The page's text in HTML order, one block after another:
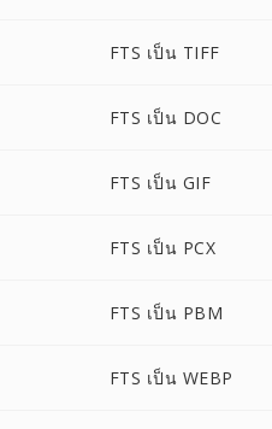
FTS เป็น TIFF
FTS เป็น DOC
FTS เป็น GIF
FTS เป็น PCX
FTS เป็น PBM
FTS เป็น WEBP